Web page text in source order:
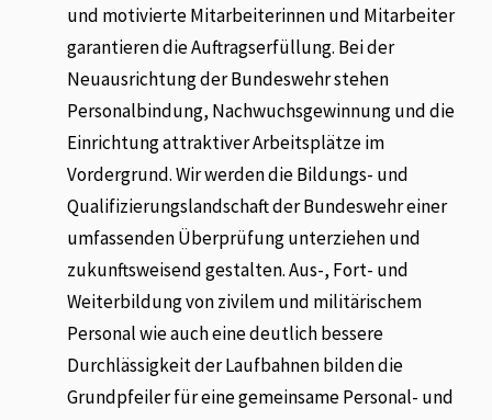
und motivierte Mitarbeiterinnen und Mitarbeiter
garantieren die Auftragserfüllung. Bei der
Neuausrichtung der Bundeswehr stehen
Personalbindung, Nachwuchsgewinnung und die
Einrichtung attraktiver Arbeitsplätze im
Vordergrund. Wir werden die Bildungs- und
Qualifizierungslandschaft der Bundeswehr einer
umfassenden Überprüfung unterziehen und
zukunftsweisend gestalten. Aus-, Fort- und
Weiterbildung von zivilem und militärischem
Personal wie auch eine deutlich bessere
Durchlässigkeit der Laufbahnen bilden die
Grundpfeiler für eine gemeinsame Personal- und